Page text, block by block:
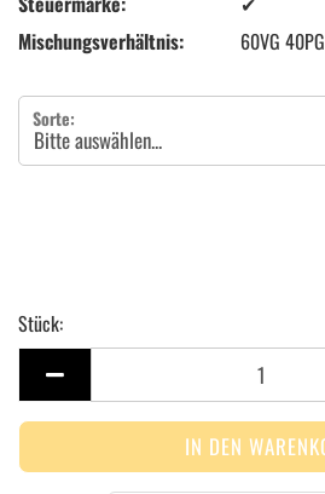
Mischungsverhältnis:
60VG 40PG
Sorte:
Stück:
Stück